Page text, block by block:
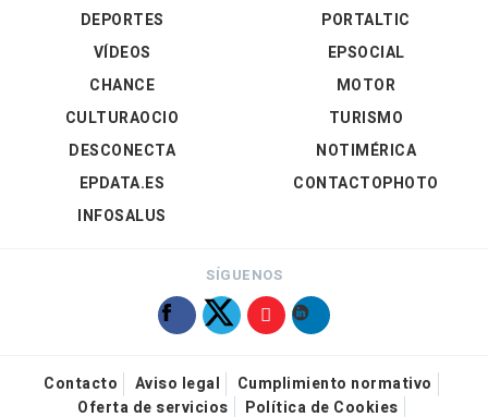
DEPORTES
VÍDEOS
PORTALTIC
EPSOCIAL
CHANCE
CULTURAOCIO
DESCONECTA
EPDATA.ES
INFOSALUS
MOTOR
TURISMO
NOTIMÉRICA
CONTACTOPHOTO
SÍGUENOS
Contacto Aviso legal
Cumplimiento normativo
Oferta de servicios
Política de Cookies